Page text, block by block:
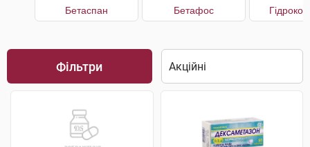
Бетаспан Бетафос
Фільтри